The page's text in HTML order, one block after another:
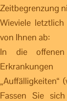
Zeitbegrenzung
Wieviele
von Ihnen ab:
In die
„Auffälligkeiten“
Fassen Sie